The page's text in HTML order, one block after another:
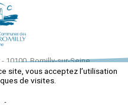
site, vous acceptez l’utilisation
de visites.
10100, Romilly-sur-Seine
romilly-sur-seine.fr
>